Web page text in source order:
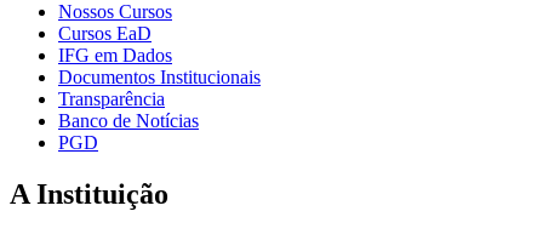
Nossos Cursos
Cursos EaD
IFG em Dados
Documentos Institucionais
Transparência
Banco de Notícias
PGD
A Instituição